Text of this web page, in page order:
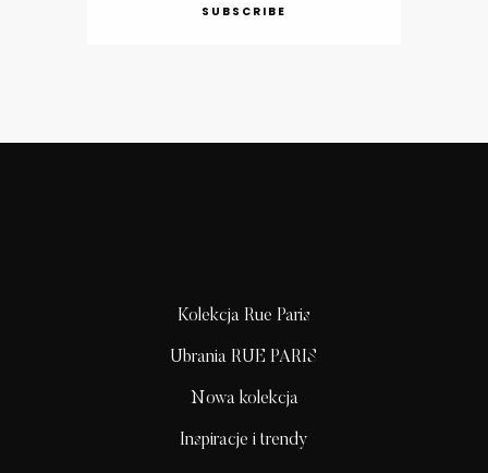
SUBSCRIBE
Kolekcja Rue Paris
Ubrania RUE PARIS
Nowa kolekcja
Inspiracje i trendy